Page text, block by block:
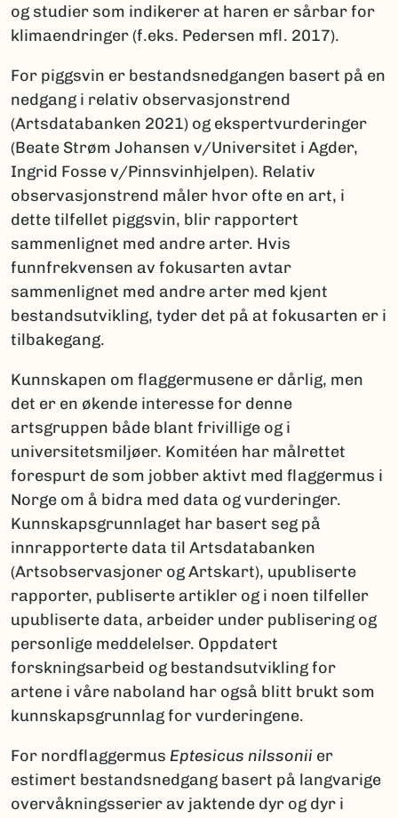
og studier som indikerer at haren er sårbar for
klimaendringer (f.eks. Pedersen mfl. 2017).
For piggsvin er bestandsnedgangen basert på en
nedgang i relativ observasjonstrend
(Artsdatabanken 2021) og ekspertvurderinger
(Beate Strøm Johansen v/Universitet i Agder,
Ingrid Fosse v/Pinnsvinhjelpen). Relativ
observasjonstrend måler hvor ofte en art, i
dette tilfellet piggsvin, blir rapportert
sammenlignet med andre arter. Hvis
funnfrekvensen av fokusarten avtar
sammenlignet med andre arter med kjent
bestandsutvikling, tyder det på at fokusarten er i
tilbakegang.
Kunnskapen om flaggermusene er dårlig, men
det er en økende interesse for denne
artsgruppen både blant frivillige og i
universitetsmiljøer. Komitéen har målrettet
forespurt de som jobber aktivt med flaggermus i
Norge om å bidra med data og vurderinger.
Kunnskapsgrunnlaget har basert seg på
innrapporterte data til Artsdatabanken
(Artsobservasjoner og Artskart), upubliserte
rapporter, publiserte artikler og i noen tilfeller
upubliserte data, arbeider under publisering og
personlige meddelelser. Oppdatert
forskningsarbeid og bestandsutvikling for
artene i våre naboland har også blitt brukt som
kunnskapsgrunnlag for vurderingene.
For nordflaggermus Eptesicus nilssonii er
estimert bestandsnedgang basert på langvarige
overvåkningsserier av jaktende dyr og dyr i